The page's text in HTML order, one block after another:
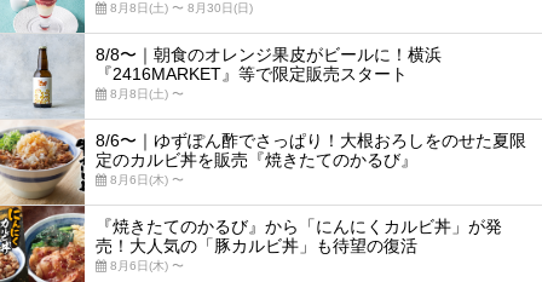
8月8日(土) 〜 8月30日(日)
8/8〜｜朝食のオレンジ果皮がビールに！横浜
『2416MARKET』等で限定販売スタート
8月8日(土) 〜
8/6〜｜ゆずぽん酢でさっぱり！大根おろしをのせた夏限
定のカルビ丼を販売『焼きたてのかるび』
8月6日(木) 〜
『焼きたてのかるび』から「にんにくカルビ丼」が発
売！大人気の「豚カルビ丼」も待望の復活
8月6日(木) 〜